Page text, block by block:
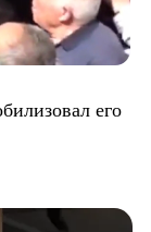
его